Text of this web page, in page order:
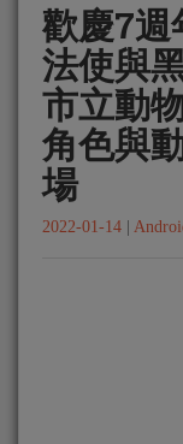
歡慶7週
法使與
市立動
角色與
場
2022-01-14